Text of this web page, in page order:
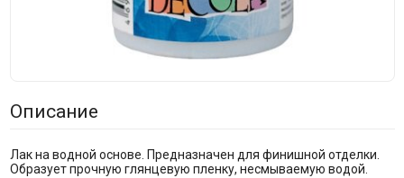
Описание
Лак на водной основе. Предназначен для финишной отделки.
Образует прочную глянцевую пленку, несмываемую водой.